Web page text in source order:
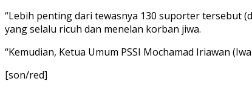
“Lebih penting dari tewasnya 130 suporter tersebut
yang selalu ricuh dan menelan korban jiwa.
“Kemudian, Ketua Umum PSSI Mochamad Iriawan
[son/red]